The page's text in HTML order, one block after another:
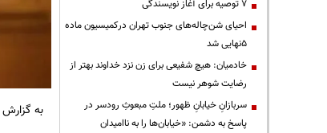
به گزارش
۷ توصیه برای آغاز نویسندگی
احیای شن‌چاله‌های جنوب تهران درکمیسیون ماده
۵نهایی شد
خادمیان: هیچ شفیعی برای زن نزد خداوند بهتر از
رضایت شوهر نیست
سربازانِ خیابانِ ظهور؛ ملتِ مبعوثِ رودسر در
پاسخ به دشمن: «خیابان‌ها را به ناامیدان